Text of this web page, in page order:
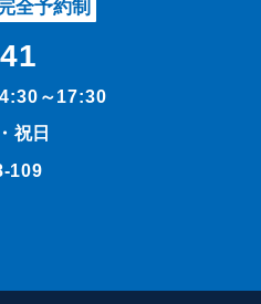
全予約制
～17:30
祝日
109